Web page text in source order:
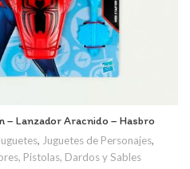
– Lanzador Aracnido – Hasbro
, Juguetes de Personajes,
Pistolas, Dardos y Sables